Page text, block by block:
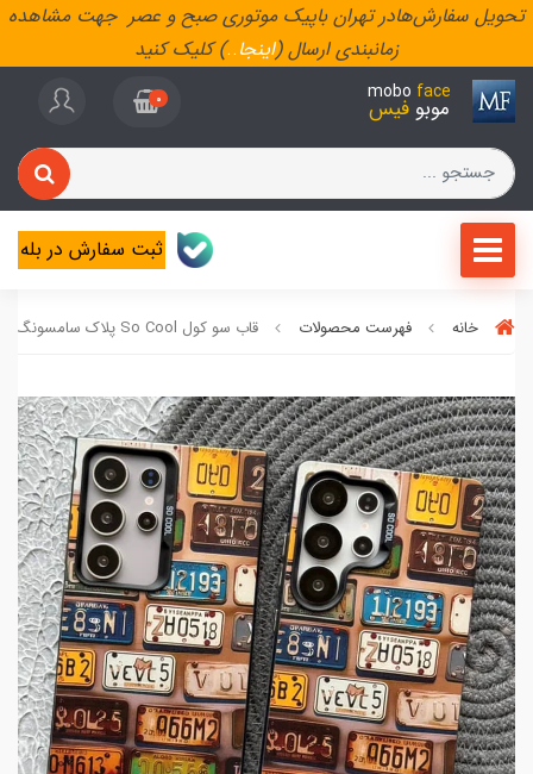
تحویل سفارش‌هادر تهران باپیک موتوری صبح و عصر جهت مشاهده
زمانبندی ارسال (اینجا..) کلیک کنید
mobo face
موبو فیس 0
ثبت سفارش در بله
خانه فهرست محصولات قاب سو کول So Cool پلاک سامسونگ